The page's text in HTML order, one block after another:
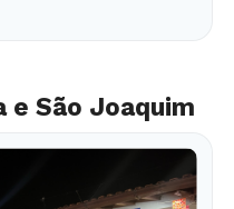
e São Joaquim